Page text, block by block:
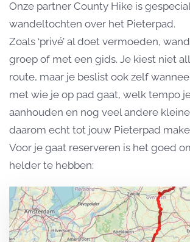
Onze partner County Hike is
wandeltochten over het Pieterpad.
Zoals ‘privé’ al doet vermoeden,
groep of met een gids. Je kiest niet
route, maar je beslist ook zelf
met wie je op pad gaat, welk tempo
aanhouden en nog veel andere
daarom echt tot jouw Pieterpad
Voor je gaat reserveren is het goed
helder te hebben: